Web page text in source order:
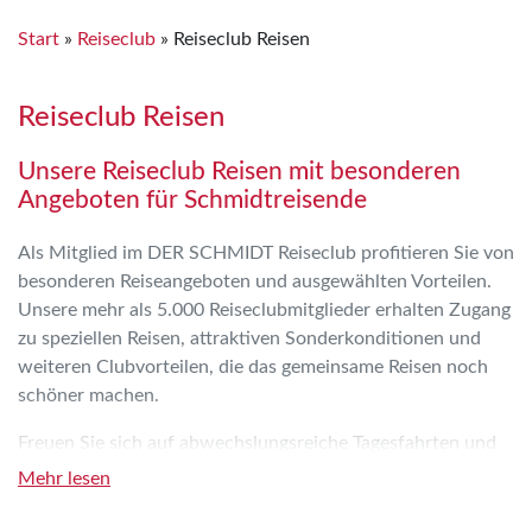
Start » Reiseclub » Reiseclub Reisen
Reiseclub Reisen
Unsere Reiseclub Reisen mit besonderen
Angeboten für Schmidtreisende
Als Mitglied im DER SCHMIDT Reiseclub profitieren Sie von
besonderen Reiseangeboten und ausgewählten Vorteilen.
Unsere mehr als 5.000 Reiseclubmitglieder erhalten Zugang
zu speziellen Reisen, attraktiven Sonderkonditionen und
weiteren Clubvorteilen, die das gemeinsame Reisen noch
schöner machen.
Freuen Sie sich auf abwechslungsreiche Tagesfahrten und
Mehrtagesreisen, die immer wieder besondere Erlebnisse
Mehr lesen